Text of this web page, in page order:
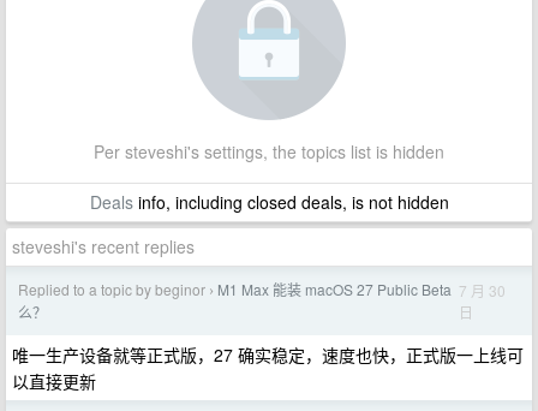
Per steveshi's settings, the topics list is hidden
Dealsinfo, including closed deals, is not hidden
steveshi's recent replies
Replied to a topic by beginor › M1 Max 能装 macOS 27 Public Beta
么？
7 月 30
日
唯一生产设备就等正式版，27 确实稳定，速度也快，正式版一上线可
以直接更新